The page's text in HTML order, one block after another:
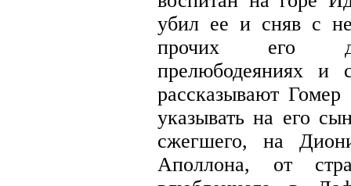
убил ее и сняв с
прочих его
прелюбодеяниях и
рассказывают
указывать на его
сжегшего, на
Аполлона, от